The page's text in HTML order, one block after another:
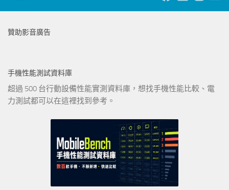
贊助影音廣告
手機性能測試資料庫
超過 500 台行動設備性能實測資料庫，想找手機性能比較、電
力測試都可以在這裡找到參考。